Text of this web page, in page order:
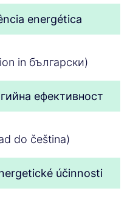
energética
in български)
ефективност
do čeština)
účinnosti